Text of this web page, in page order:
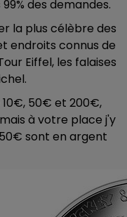
des demandes.
la plus célèbre des
endroits connus de
Eiffel, les falaises
10€, 50€ et 200€,
à votre place j'y
sont en argent